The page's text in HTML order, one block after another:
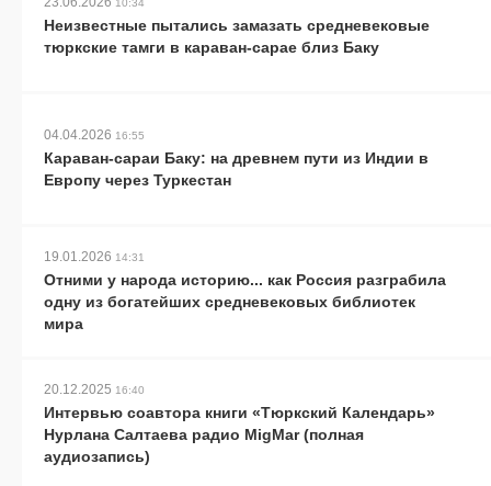
Неизвестные пытались замазать средневековые
тюркские тамги в караван-сарае близ Баку
04.04.2026 16:55
Караван-сараи Баку: на древнем пути из Индии в
Европу через Туркестан
19.01.2026 14:31
Отними у народа историю... как Россия разграбила
одну из богатейших средневековых библиотек
мира
20.12.2025 16:40
Интервью соавтора книги «Тюркский Календарь»
Нурлана Салтаева радио MigMar (полная
аудиозапись)